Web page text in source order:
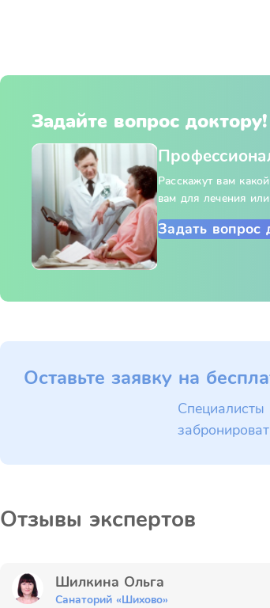
Задайте вопрос доктору!
Расскажут вам
вам для лечения
Задать вопрос
Оставьте заявку на
Специалисты
Отзывы экспертов
Шилкина Ольга
Санаторий «Шихово»